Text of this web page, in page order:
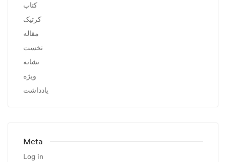
کتاب
کرتیک
مقاله
نخست
نشانه
ویژه
یادداشت
Meta
Log in